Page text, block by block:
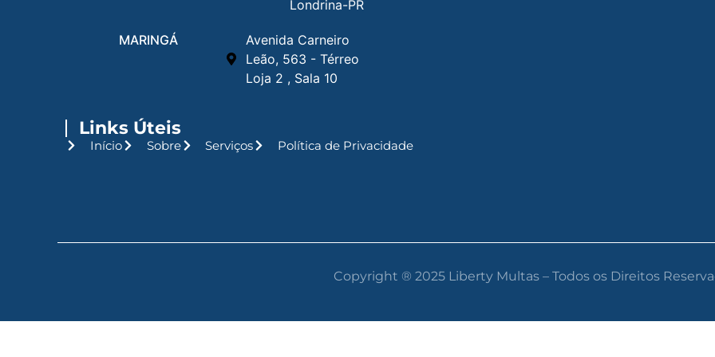
Londrina-PR
MARINGÁ
Avenida Carneiro
Leão, 563 - Térreo
Loja 2 , Sala 10
Links Úteis
Início Sobre Serviços Política de Privacidade
Copyright ® 2025 Liberty Multas – Todos os Direitos